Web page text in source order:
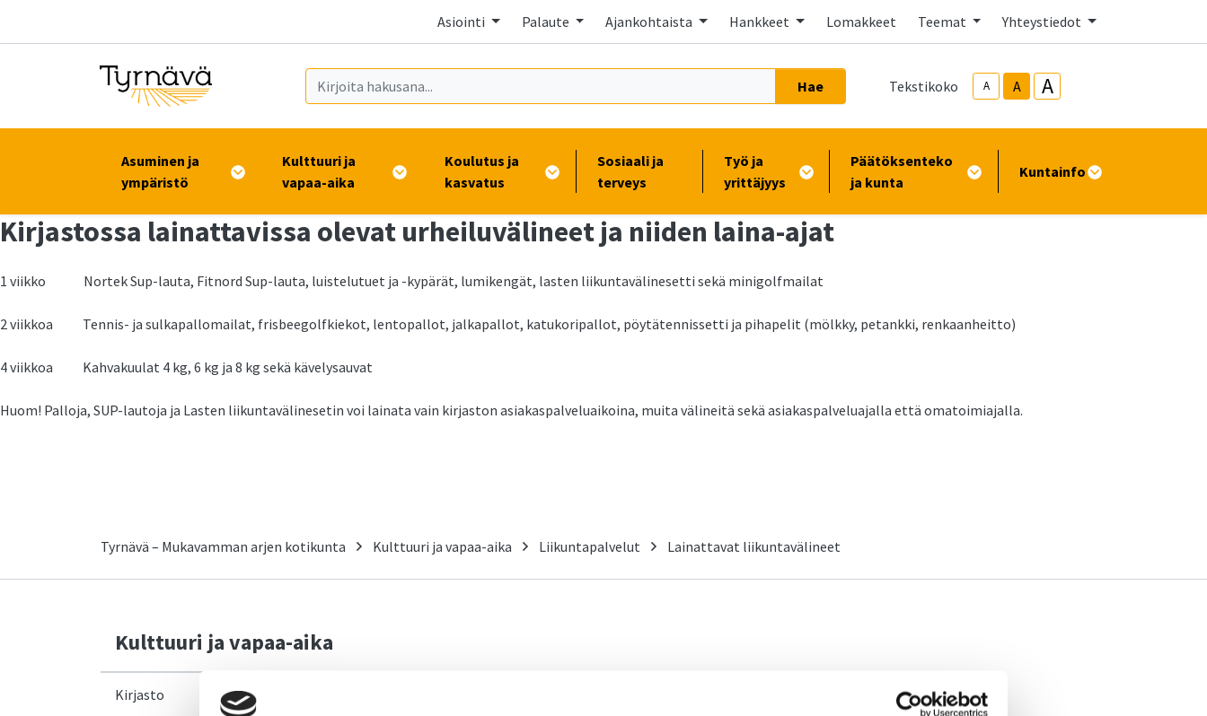
Asiointi Palaute Ajankohtaista Hankkeet Lomakkeet Teemat Yhteystiedot
Hae Tekstikoko A A A
Asuminen ja
ympäristö
Kulttuuri ja
vapaa-aika
Koulutus ja
kasvatus
Sosiaali ja
terveys
Työ ja
yrittäjyys
Päätöksenteko
ja kunta
Kuntainfo
Kirjastossa lainattavissa olevat urheiluvälineet ja niiden laina-ajat
1 viikko Nortek Sup-lauta, Fitnord Sup-lauta, luistelutuet ja -kypärät, lumikengät, lasten liikuntavälinesetti sekä minigolfmailat
2 viikkoa Tennis- ja sulkapallomailat, frisbeegolfkiekot, lentopallot, jalkapallot, katukoripallot, pöytätennissetti ja pihapelit (mölkky, petankki, renkaanheitto)
4 viikkoa Kahvakuulat 4 kg, 6 kg ja 8 kg sekä kävelysauvat
Huom! Palloja, SUP-lautoja ja Lasten liikuntavälinesetin voi lainata vain kirjaston asiakaspalveluaikoina, muita välineitä sekä asiakaspalveluajalla että omatoimiajalla.
Tyrnävä – Mukavamman arjen kotikunta Kulttuuri ja vapaa-aika Liikuntapalvelut Lainattavat liikuntavälineet
Kulttuuri ja vapaa-aika
Kirjasto